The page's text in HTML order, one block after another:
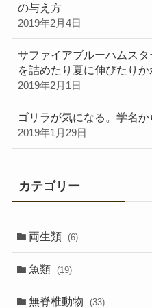
の与え方
2019年2月4日
サファイアブルーハムス
を詰めたり夏に伸びたりか
2019年2月1日
ゴリラが気になる。学名か
2019年1月29日
カテゴリー
両生類 (6)
魚類 (19)
無脊椎動物 (33)